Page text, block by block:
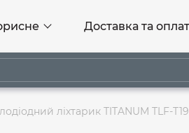
Доставка та
ліхтарик TITANUM TLF-